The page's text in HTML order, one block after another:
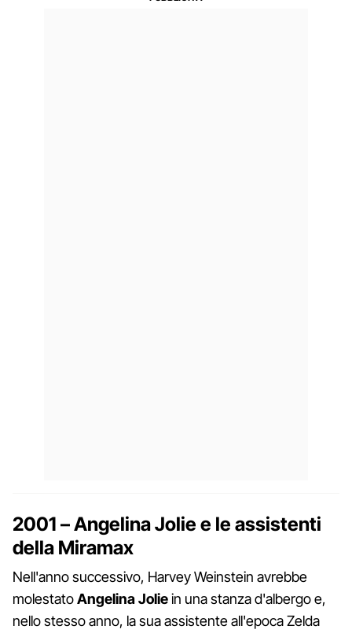
2001 – Angelina Jolie e le assistenti
della Miramax
Nell'anno successivo, Harvey Weinstein avrebbe
molestatoAngelinaJoliein una stanza d'albergo e,
nello stesso anno, la sua assistente all'epoca Zelda